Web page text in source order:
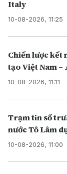
Italy
10-08-2026, 11:25
Chiến lược kết
tạo Việt Nam
10-08-2026, 11:11
Trạm tin số
nước Tô Lâm
10-08-2026, 11:00